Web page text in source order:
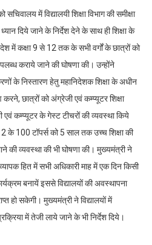
में विद्यालयी शिक्षा विभाग की समीक्षा
दिये जाने के निर्देश देने के साथ ही शिक्षा के
में कक्षा 9 से 12 तक के सभी वर्गों के छात्रों को
कराये जाने की घोषणा की। उन्होंने
के निस्तारण हेतु महानिदेशक शिक्षा के अधीन
छात्रों को अंग्रेजी एवं कम्प्यूटर शिक्षा
एवं कम्प्यूटर के गेस्ट टीचरों की व्यवस्था किये
के 100 टॉपर्स को 5 साल तक उच्च शिक्षा की
की व्यवस्था की भी घोषणा की। मुख्यमंत्री ने
हित में सभी अधिकारी माह में एक दिन किसी
बनायें इससे विद्यालयों की अवस्थापना
हो सकेगी। मुख्यमंत्री ने विद्यालयों में
में तेजी लाये जाने के भी निर्देश दिये।